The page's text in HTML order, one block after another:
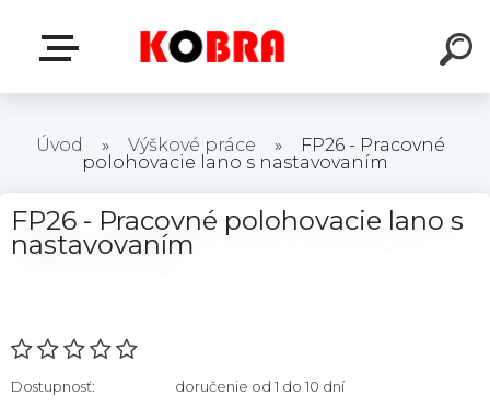
Úvod » Výškové práce »
FP26 - Pracovné
polohovacie lano s nastavovaním
FP26 - Pracovné polohovacie lano s
nastavovaním
Dostupnosť: doručenie od 1 do 10 dní